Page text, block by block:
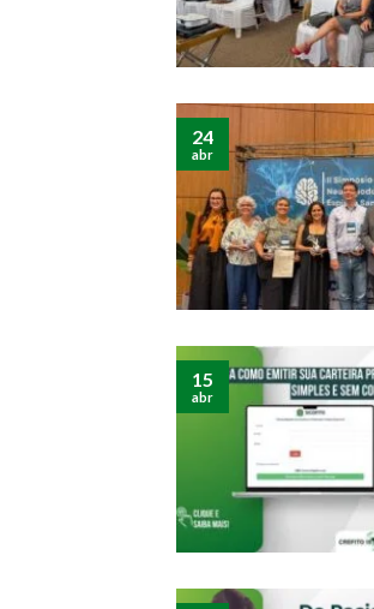
24
abr
15
abr